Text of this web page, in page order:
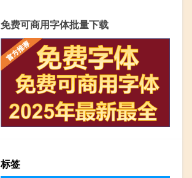
免费可商用字体批量下载
标签